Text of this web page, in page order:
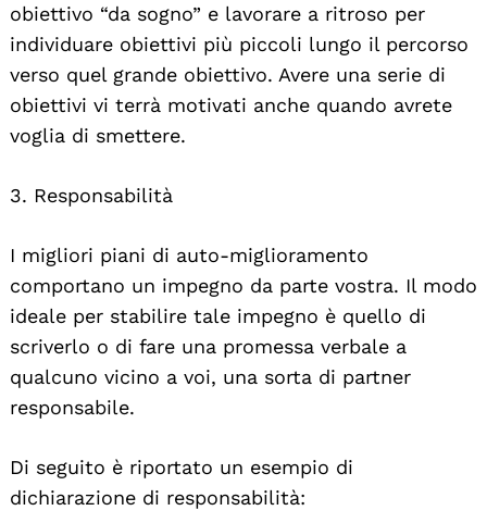
obiettivo “da sogno” e lavorare a ritroso per
individuare obiettivi più piccoli lungo il percorso
verso quel grande obiettivo. Avere una serie di
obiettivi vi terrà motivati anche quando avrete
voglia di smettere.
3. Responsabilità
I migliori piani di auto-miglioramento
comportano un impegno da parte vostra. Il modo
ideale per stabilire tale impegno è quello di
scriverlo o di fare una promessa verbale a
qualcuno vicino a voi, una sorta di partner
responsabile.
Di seguito è riportato un esempio di
dichiarazione di responsabilità: